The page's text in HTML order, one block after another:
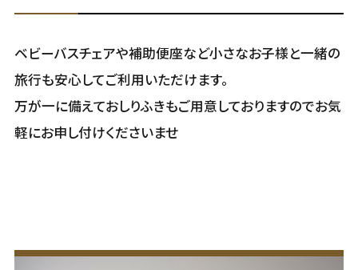
ベビーバスチェアや補助便座など小さなお子様と一緒の
旅行も安心してご利用いただけます。
万が一に備えておしりふきもご用意しておりますのでお気
軽にお申し付けくださいませ